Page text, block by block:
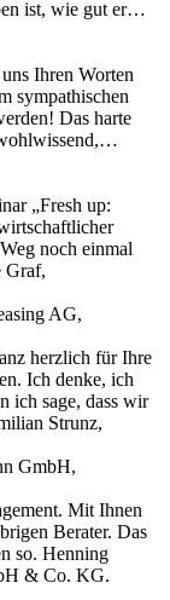
ist, wie gut er…
Ihren Worten
sympathischen
Das harte
„Fresh up:
noch einmal
Graf,
AG,
herzlich für Ihre
Ich denke, ich
ich sage, dass wir
Strunz,
GmbH,
Mit Ihnen
Berater. Das
so. Henning
& Co. KG.